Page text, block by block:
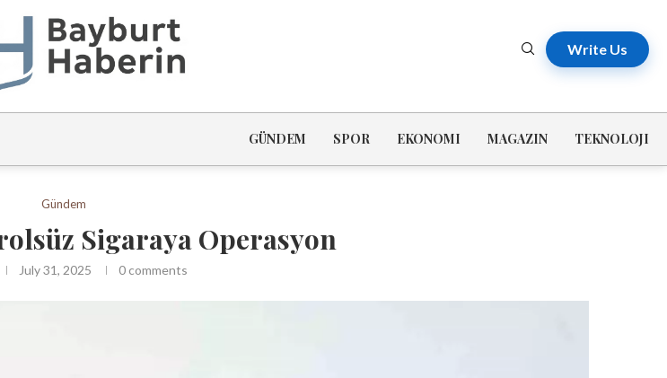
Write Us
GÜNDEM SPOR EKONOMI MAGAZIN TEKNOLOJI
Gündem
Sigaraya Operasyon
July 31, 2025 0 comments